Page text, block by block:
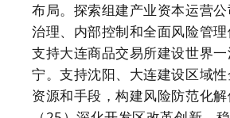
布局。探索组建产业资本运营
治理、内部控制和全面风险管
支持大连商品交易所建设世界
宁。支持沈阳、大连建设区域
资源和手段，构建风险防范化